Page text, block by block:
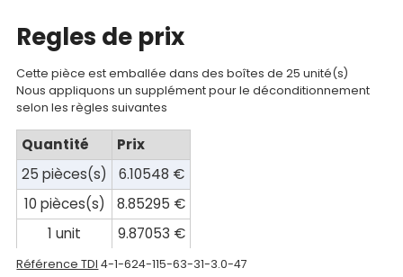
Mon
compte
Mon
panier
Contact
Regles de prix
Cette pièce est emballée dans des boîtes de 25 unité(s)
Nous appliquons un supplément pour le déconditionnement
selon les règles suivantes
Quantité
Prix
25 pièces(s)
6.10548 €
10 pièces(s)
8.85295 €
1 unit
9.87053 €
Référence TDI 4-1-624-115-63-31-3.0-47